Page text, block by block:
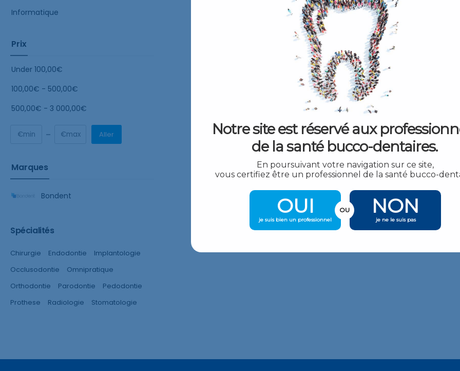
Informatique
Prix
Under 100,00€
100,00€ - 500,00€
500,00€ - 3 000,00€
Aller
Marques
Bondent
Spécialités
Chirurgie Endodontie
Implantologie
Occlusodontie
Omnipratique
Orthodontie
Parodontie
Pedodontie
Prothese
Radiologie Stomatologie
Notre site est réservé aux
de la santé bucco-dentaires.
En poursuivant votre navigation sur ce site,
vous certifiez être un professionnel de la santé bucco-
OUI
je suis bien un professionnel
NON
je ne le suis pas
OU